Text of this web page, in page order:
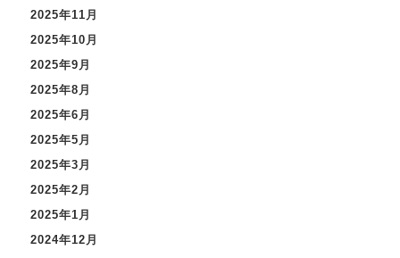
2025年11月
2025年10月
2025年9月
2025年8月
2025年6月
2025年5月
2025年3月
2025年2月
2025年1月
2024年12月